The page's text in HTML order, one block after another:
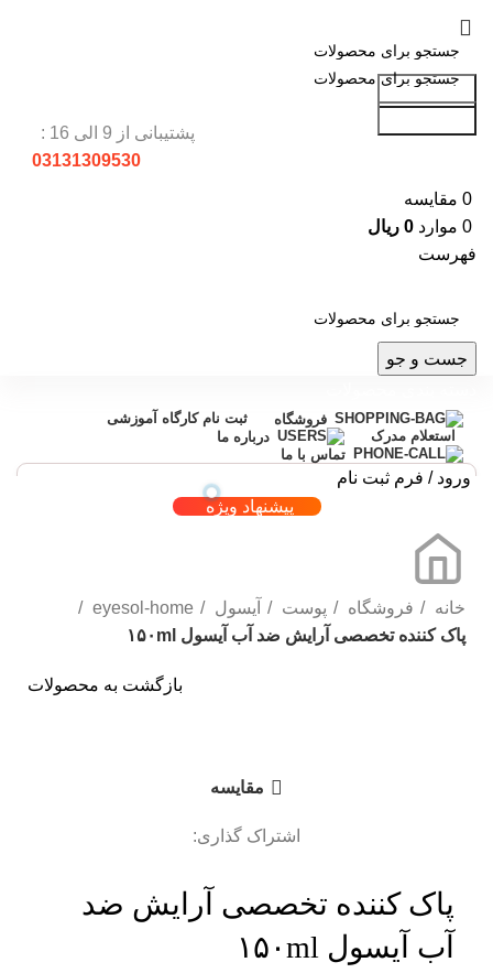
جست و جو
پشتیبانی از 9 الی 16 :
03131309530
0 مقایسه
0 موارد 0 ریال
فهرست
جست و جو
فروشگاه
ثبت نام کارگاه آموزشی
استعلام مدرک
درباره ما
تماس با ما
ورود / فرم ثبت نام
پیشنهاد ویژه
خانه فروشگاه پوست آیسول
eyesol-home
پاک کننده تخصصی آرایش ضد آب آیسول ۱۵۰ml
بازگشت به محصولات
مقایسه
اشتراک گذاری:
پاک کننده تخصصی آرایش ضد
آب آیسول ۱۵۰ml